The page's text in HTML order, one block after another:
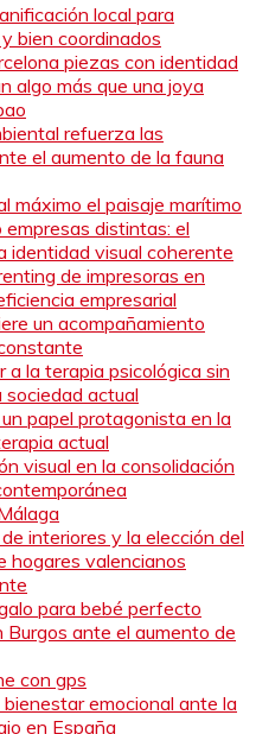
local para
bien coordinados
piezas con identidad
algo más que una joya
refuerza las
el aumento de la fauna
máximo el paisaje marítimo
distintas: el
identidad visual coherente
de impresoras en
empresarial
un acompañamiento
a la terapia psicológica sin
sociedad actual
papel protagonista en la
actual
visual en la consolidación
interiores y la elección del
hogares valencianos
para bebé perfecto
Burgos ante el aumento de
con gps
emocional ante la
en España